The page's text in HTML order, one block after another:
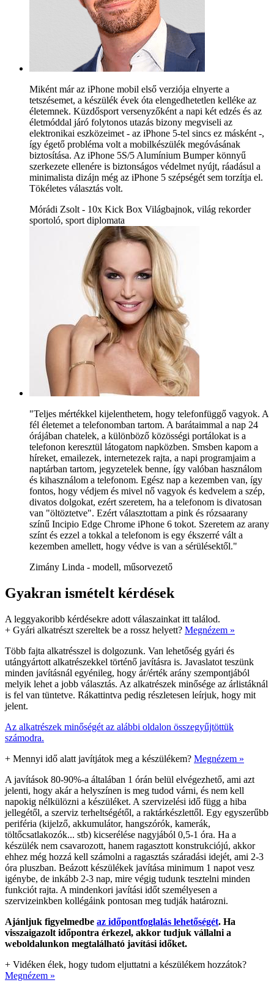
Miként már az iPhone mobil első verziója elnyerte a
tetszésemet, a készülék évek óta elengedhetetlen kelléke az
életemnek. Küzdősport versenyzőként a napi két edzés és az
életmóddal járó folytonos utazás bizony megviseli az
elektronikai eszközeimet - az iPhone 5-tel sincs ez másként -,
így égető probléma volt a mobilkészülék megóvásának
biztosítása. Az iPhone 5S/5 Alumínium Bumper könnyű
szerkezete ellenére is biztonságos védelmet nyújt, ráadásul a
minimalista dizájn még az iPhone 5 szépségét sem torzítja el.
Tökéletes választás volt.
Mórádi Zsolt - 10x Kick Box Világbajnok, világ rekorder
sportoló, sport diplomata
"Teljes mértékkel kijelenthetem, hogy telefonfüggő vagyok. A
fél életemet a telefonomban tartom. A barátaimmal a nap 24
órájában chatelek, a különböző közösségi portálokat is a
telefonon keresztül látogatom napközben. Smsben kapom a
híreket, emailezek, internetezek rajta, a napi programjaim a
naptárban tartom, jegyzetelek benne, így valóban használom
és kihasználom a telefonom. Egész nap a kezemben van, így
fontos, hogy védjem és mivel nő vagyok és kedvelem a szép,
divatos dolgokat, ezért szeretem, ha a telefonom is divatosan
van "öltöztetve". Ezért választottam a pink és rózsaarany
színű Incipio Edge Chrome iPhone 6 tokot. Szeretem az arany
színt és ezzel a tokkal a telefonom is egy ékszerré vált a
kezemben amellett, hogy védve is van a sérülésektől."
Zimány Linda - modell, műsorvezető
Gyakran ismételt kérdések
A leggyakoribb kérdésekre adott válaszainkat itt találod.
+ Gyári alkatrészt szereltek be a rossz helyett? Megnézem »
Több fajta alkatrésszel is dolgozunk. Van lehetőség gyári és
utángyártott alkatrészekkel történő javításra is. Javaslatot teszünk
minden javításnál egyénileg, hogy ár/érték arány szempontjából
melyik lehet a jobb választás. Az alkatrészek minősége az árlistáknál
is fel van tüntetve. Rákattintva pedig részletesen leírjuk, hogy mit
jelent.
Az alkatrészek minőségét az alábbi oldalon összegyűjtöttük
számodra.
+ Mennyi idő alatt javítjátok meg a készülékem? Megnézem »
A javítások 80-90%-a általában 1 órán belül elvégezhető, ami azt
jelenti, hogy akár a helyszínen is meg tudod várni, és nem kell
napokig nélkülözni a készüléket. A szervizelési idő függ a hiba
jellegétől, a szerviz terheltségétől, a raktárkészlettől. Egy egyszerűbb
periféria (kijelző, akkumulátor, hangszórók, kamerák,
töltőcsatlakozók... stb) kicserélése nagyjából 0,5-1 óra. Ha a
készülék nem csavarozott, hanem ragasztott konstrukciójú, akkor
ehhez még hozzá kell számolni a ragasztás száradási idejét, ami 2-3
óra pluszban. Beázott készülékek javítása minimum 1 napot vesz
igénybe, de inkább 2-3 nap, mire végig tudunk tesztelni minden
funkciót rajta. A mindenkori javítási időt személyesen a
szervizeinkben kollégáink pontosan meg tudják határozni.
Ajánljuk figyelmedbe az időpontfoglalás lehetőségét. Ha
visszaigazolt időpontra érkezel, akkor tudjuk vállalni a
weboldalunkon megtalálható javítási időket.
+ Vidéken élek, hogy tudom eljuttatni a készülékem hozzátok?
Megnézem »